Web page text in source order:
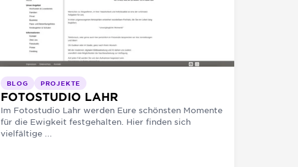
BLOG PROJEKTE
FOTOSTUDIO LAHR
Im Fotostudio Lahr werden Eure schönsten Momente
für die Ewigkeit festgehalten. Hier finden sich
vielfältige ...